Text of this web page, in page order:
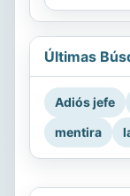
Últimas
Adiós jefe
mentira